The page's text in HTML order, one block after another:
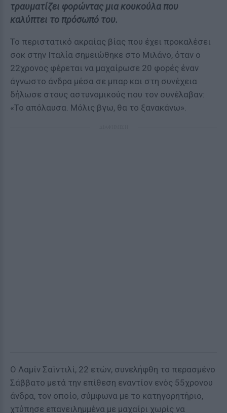
τραυματίζει φορώντας μια κουκούλα που
καλύπτει το πρόσωπό του.
Το περιστατικό ακραίας βίας που έχει προκαλέσει
σοκ στην Ιταλία σημειώθηκε στο Μιλάνο, όταν ο
22χρονος φέρεται να μαχαίρωσε 20 φορές έναν
άγνωστο άνδρα μέσα σε μπαρ και στη συνέχεια
δήλωσε στους αστυνομικούς που τον συνέλαβαν:
«Το απόλαυσα. Μόλις βγω, θα το ξανακάνω».
Ο Λαμίν Σαϊντιλί, 22 ετών, συνελήφθη το περασμένο
Σάββατο μετά την επίθεση εναντίον ενός 55χρονου
άνδρα, τον οποίο, σύμφωνα με το κατηγορητήριο,
χτύπησε επανειλημμένα με μαχαίρι χωρίς να